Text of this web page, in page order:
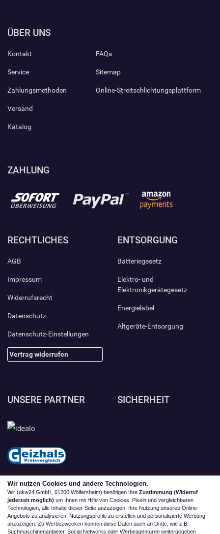
ÜBER UNS
Kontakt
Service
Zahlungsmethoden
Versand
Katalog
FAQs
Sitemap
Online-Streitschlichtungsplattform
ZAHLUNG
RECHTLICHES
AGB
Impressum
Widerrufsrecht
Datenschutz
Datenschutz-Einstellungen
Vertrag widerrufen
ENTSORGUNG
Batteriegesetz
Elektro- und
Elektronikgerätegesetz
Energielabel
Altgeräte-Entsorgung
UNSERE PARTNER SICHERHEIT
Wir nutzen Cookies und andere Technologien.
Wir (ukw24 GmbH, 61200 Wölfersheim) benötigen Ihre Zustimmung (Widerruf
jederzeit möglich) um Ihnen mit Hilfe von Cookies, Pixeln und vergleichbaren
Technologien, alle Inhalte dieser Seite anzuzeigen, Ihre Nutzung unseres Online-
Angebots zu analysieren, Nutzungsprofile zu erstellen und personalisierte Werbung
anzuzeigen. Zu Werbezwecken können diese Daten auch an Dritte, wie z.B.
Suchmaschinenanbieter, Social Networks oder Werbeagenturen weitergegeben